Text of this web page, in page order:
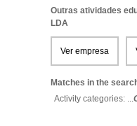
Outras atividades
LDA
Ver empresa
Matches in the
Activity categories: ...